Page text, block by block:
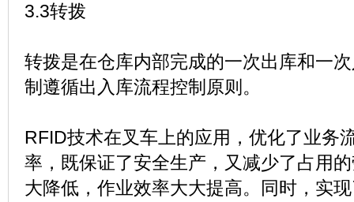
3.3转拨
转拨是在仓库内部完成的一次出库和一
制遵循出入库流程控制原则。
RFID技术在叉车上的应用，优化了业务
率，既保证了安全生产，又减少了占用
大降低，作业效率大大提高。同时，实